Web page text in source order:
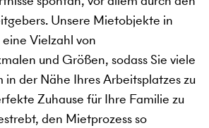
Unsere Mietobjekte in
Vielzahl von
und Größen, sodass Sie viele
der Nähe Ihres Arbeitsplatzes zu
Zuhause für Ihre Familie zu
den Mietprozess so